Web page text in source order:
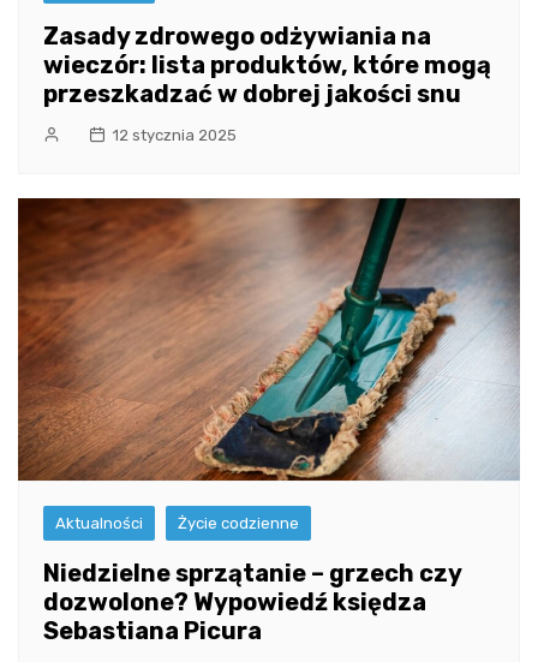
Zasady zdrowego odżywiania na
wieczór: lista produktów, które mogą
przeszkadzać w dobrej jakości snu
12 stycznia 2025
Aktualności Życie codzienne
Niedzielne sprzątanie – grzech czy
dozwolone? Wypowiedź księdza
Sebastiana Picura